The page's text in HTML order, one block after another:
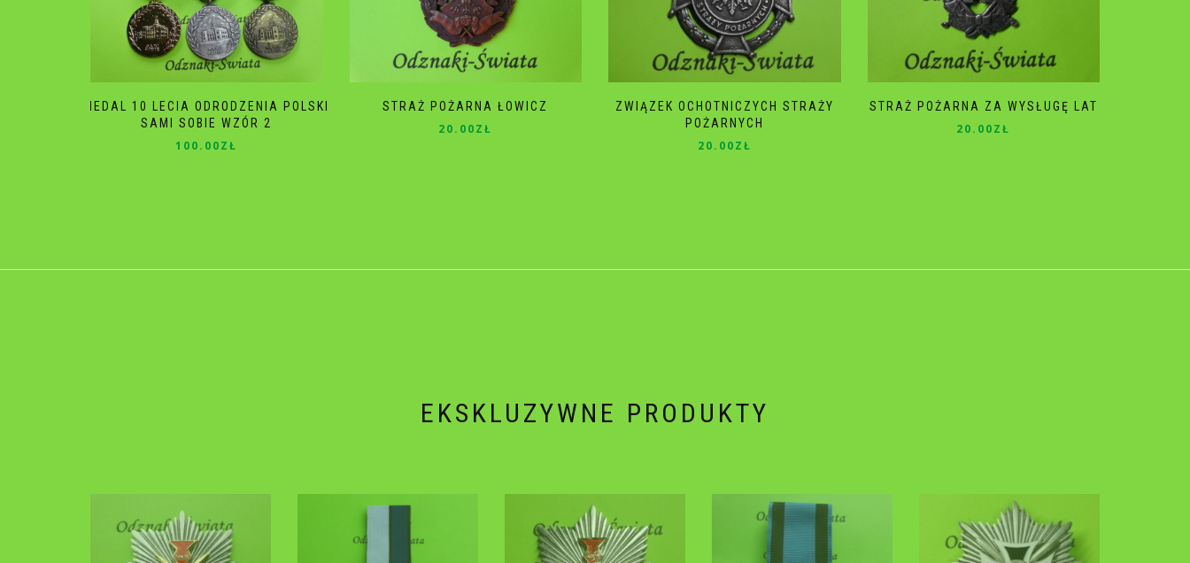
MEDAL 10 LECIA ODRODZENIA POLSKI
SAMI SOBIE WZÓR 2
100.00ZŁ
STRAŻ POŻARNA ŁOWICZ
20.00ZŁ
ZWIĄZEK OCHOTNICZYCH STRAŻY
POŻARNYCH
20.00ZŁ
STRAŻ POŻARNA ZA WYSŁUGĘ LAT
20.00ZŁ
EKSKLUZYWNE PRODUKTY